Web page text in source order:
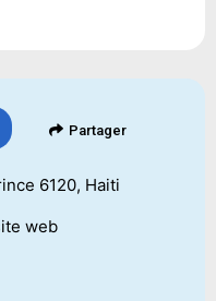
Partager
6120, Haiti
web